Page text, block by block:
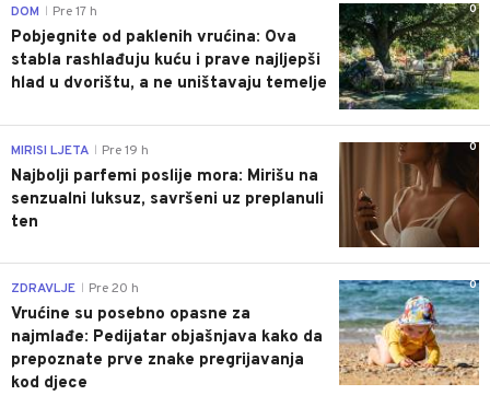
0
DOM Pre 17 h
Pobjegnite od paklenih vrućina: Ova
stabla rashlađuju kuću i prave najljepši
hlad u dvorištu, a ne uništavaju temelje
0
MIRISI LJETA Pre 19 h
Najbolji parfemi poslije mora: Mirišu na
senzualni luksuz, savršeni uz preplanuli
ten
0
ZDRAVLJE Pre 20 h
Vrućine su posebno opasne za
najmlađe: Pedijatar objašnjava kako da
prepoznate prve znake pregrijavanja
kod djece